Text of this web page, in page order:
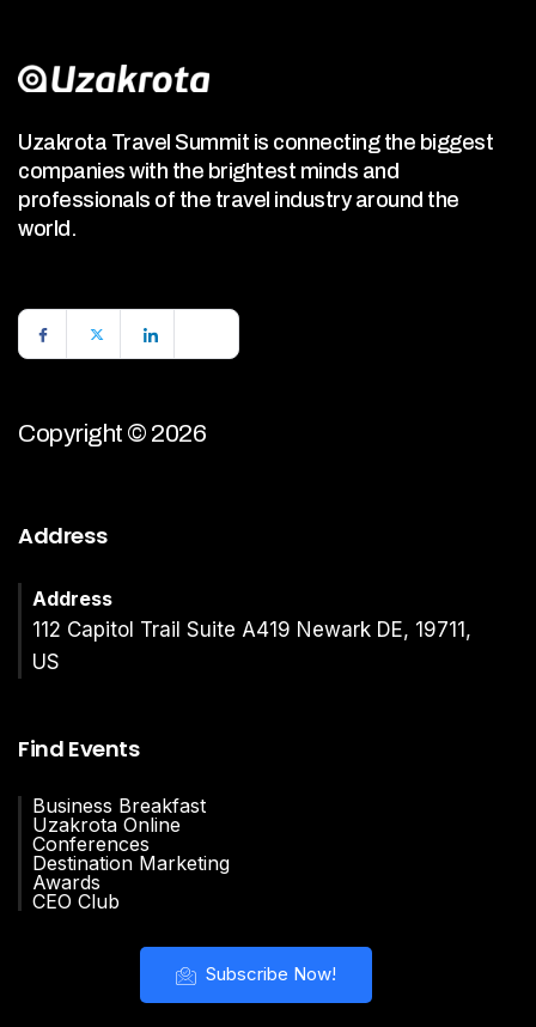
Uzakrota Travel Summit is connecting the biggest
companies with the brightest minds and
professionals of the travel industry around the
world.
Copyright © 2026
Address
Address
112 Capitol Trail Suite A419 Newark DE, 19711,
US
Find Events
Business Breakfast
Uzakrota Online
Conferences
Destination Marketing
Awards
CEO Club
Subscribe Now!